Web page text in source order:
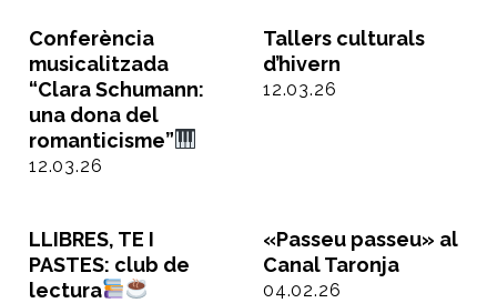
Conferència
musicalitzada
“Clara Schumann:
una dona del
romanticisme”
12.03.26
Tallers culturals
d’hivern
12.03.26
LLIBRES, TE I
PASTES: club de
lectura
«Passeu passeu» al
Canal Taronja
04.02.26